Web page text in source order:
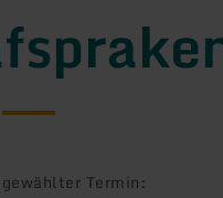
Termin: